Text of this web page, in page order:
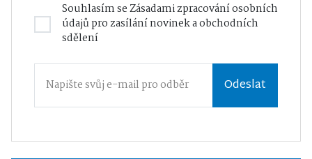
Souhlasím seZásadami zpracování osobních
údajůpro zasílání novinek a obchodních
sdělení
Odeslat